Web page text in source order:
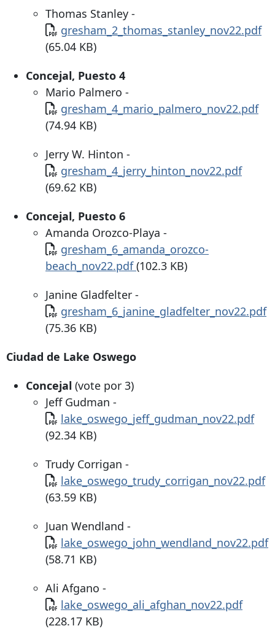
Thomas Stanley -
Documento
gresham_2_thomas_stanley_nov22.pdf
(65.04 KB)
Concejal, Puesto 4
Mario Palmero -
Documento
gresham_4_mario_palmero_nov22.pdf
(74.94 KB)
Jerry W. Hinton -
Documento
gresham_4_jerry_hinton_nov22.pdf
(69.62 KB)
Concejal, Puesto 6
Amanda Orozco-Playa -
Documento
gresham_6_amanda_orozco-
beach_nov22.pdf(102.3 KB)
Janine Gladfelter -
Documento
gresham_6_janine_gladfelter_nov22.pdf
(75.36 KB)
Ciudad de Lake Oswego
Concejal (vote por 3)
Jeff Gudman -
Documento
lake_oswego_jeff_gudman_nov22.pdf
(92.34 KB)
Trudy Corrigan -
Documento
lake_oswego_trudy_corrigan_nov22.pdf
(63.59 KB)
Juan Wendland -
Documento
lake_oswego_john_wendland_nov22.pdf
(58.71 KB)
Ali Afgano -
Documento
lake_oswego_ali_afghan_nov22.pdf
(228.17 KB)